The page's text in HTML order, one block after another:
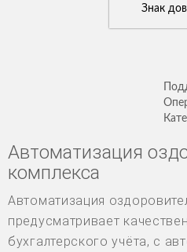
Знак
Автоматизация
комплекса
Автоматизация
предусматривает
бухгалтерского учёта, с